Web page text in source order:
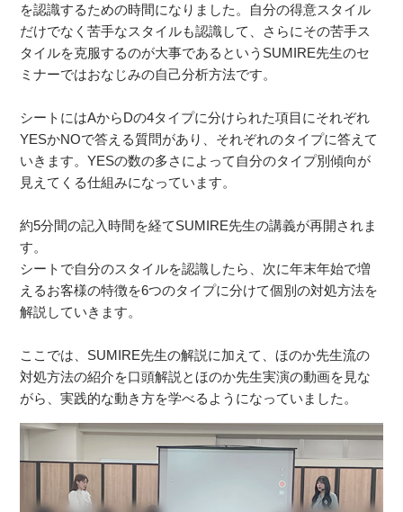
を認識するための時間になりました。自分の得意スタイル
だけでなく苦手なスタイルも認識して、さらにその苦手ス
タイルを克服するのが大事であるというSUMIRE先生のセ
ミナーではおなじみの自己分析方法です。
シートにはAからDの4タイプに分けられた項目にそれぞれ
YESかNOで答える質問があり、それぞれのタイプに答えて
いきます。YESの数の多さによって自分のタイプ別傾向が
見えてくる仕組みになっています。
約5分間の記入時間を経てSUMIRE先生の講義が再開されま
す。
シートで自分のスタイルを認識したら、次に年末年始で増
えるお客様の特徴を6つのタイプに分けて個別の対処方法を
解説していきます。
ここでは、SUMIRE先生の解説に加えて、ほのか先生流の
対処方法の紹介を口頭解説とほのか先生実演の動画を見な
がら、実践的な動き方を学べるようになっていました。